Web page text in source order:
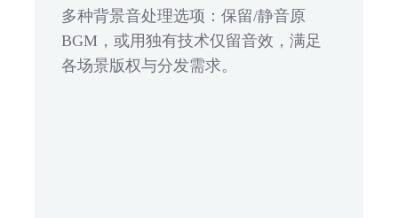
多种背景音处理选项：保留/静音原
BGM，或用独有技术仅留音效，满足
各场景版权与分发需求。